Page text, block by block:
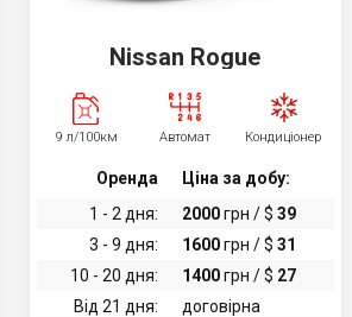
Nissan Rogue
9 л/100км Автомат Кондиціонер
Оренда
Ціна за добу:
1 - 2 дня:
2000грн / $ 39
3 - 9 дня:
1600грн / $ 31
10 - 20 дня:
1400грн / $ 27
Від 21 дня:
договірна